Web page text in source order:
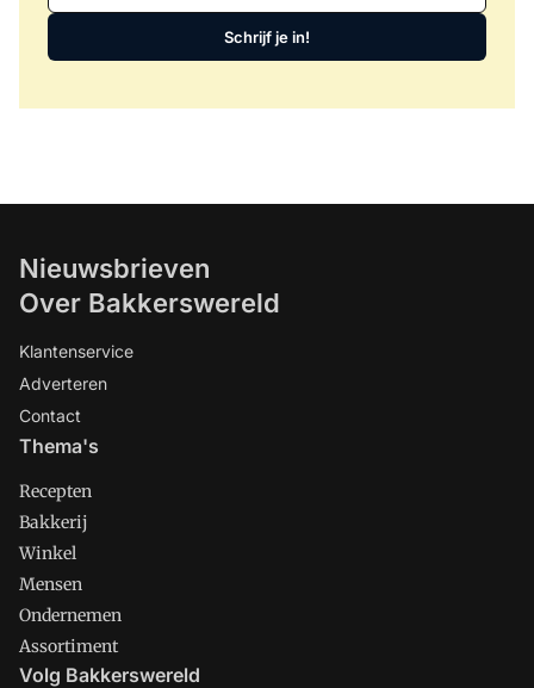
Schrijf je in!
Nieuwsbrieven
Over Bakkerswereld
Klantenservice
Adverteren
Contact
Thema's
Recepten
Bakkerij
Winkel
Mensen
Ondernemen
Assortiment
Volg Bakkerswereld